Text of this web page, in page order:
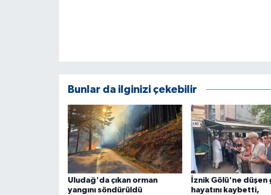
Bunlar da ilginizi çekebilir
Uludağ'da çıkan orman
yangını söndürüldü
İznik Gölü'ne düşen
hayatını kaybetti,